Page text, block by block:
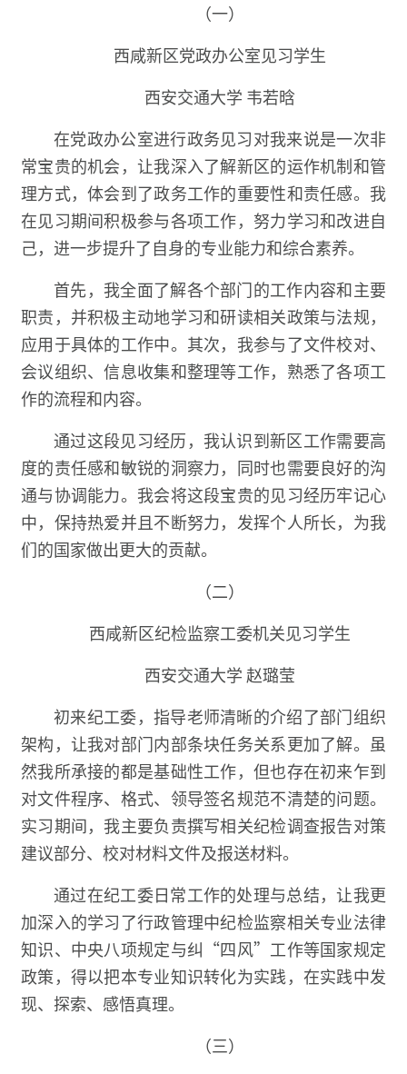
（一）
西咸新区党政办公室见习学生
西安交通大学 韦若晗
在党政办公室进行政务见习对我来说是一次非
常宝贵的机会，让我深入了解新区的运作机制和管
理方式，体会到了政务工作的重要性和责任感。我
在见习期间积极参与各项工作，努力学习和改进自
己，进一步提升了自身的专业能力和综合素养。
首先，我全面了解各个部门的工作内容和主要
职责，并积极主动地学习和研读相关政策与法规，
应用于具体的工作中。其次，我参与了文件校对、
会议组织、信息收集和整理等工作，熟悉了各项工
作的流程和内容。
通过这段见习经历，我认识到新区工作需要高
度的责任感和敏锐的洞察力，同时也需要良好的沟
通与协调能力。我会将这段宝贵的见习经历牢记心
中，保持热爱并且不断努力，发挥个人所长，为我
们的国家做出更大的贡献。
（二）
西咸新区纪检监察工委机关见习学生
西安交通大学 赵璐莹
初来纪工委，指导老师清晰的介绍了部门组织
架构，让我对部门内部条块任务关系更加了解。虽
然我所承接的都是基础性工作，但也存在初来乍到
对文件程序、格式、领导签名规范不清楚的问题。
实习期间，我主要负责撰写相关纪检调查报告对策
建议部分、校对材料文件及报送材料。
通过在纪工委日常工作的处理与总结，让我更
加深入的学习了行政管理中纪检监察相关专业法律
知识、中央八项规定与纠“四风”工作等国家规定
政策，得以把本专业知识转化为实践，在实践中发
现、探索、感悟真理。
（三）